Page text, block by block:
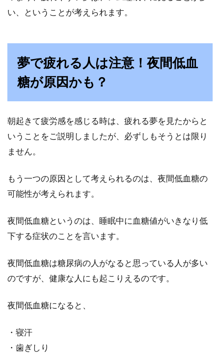
い、ということが考えられます。
夢で疲れる人は注意！夜間低血
糖が原因かも？
朝起きて疲労感を感じる時は、疲れる夢を見たからと
いうことをご説明しましたが、必ずしもそうとは限り
ません。
もう一つの原因として考えられるのは、夜間低血糖の
可能性が考えられます。
夜間低血糖というのは、睡眠中に血糖値がいきなり低
下する症状のことを言います。
夜間低血糖は糖尿病の人がなると思っている人が多い
のですが、健康な人にも起こりえるのです。
夜間低血糖になると、
・寝汗
・歯ぎしり